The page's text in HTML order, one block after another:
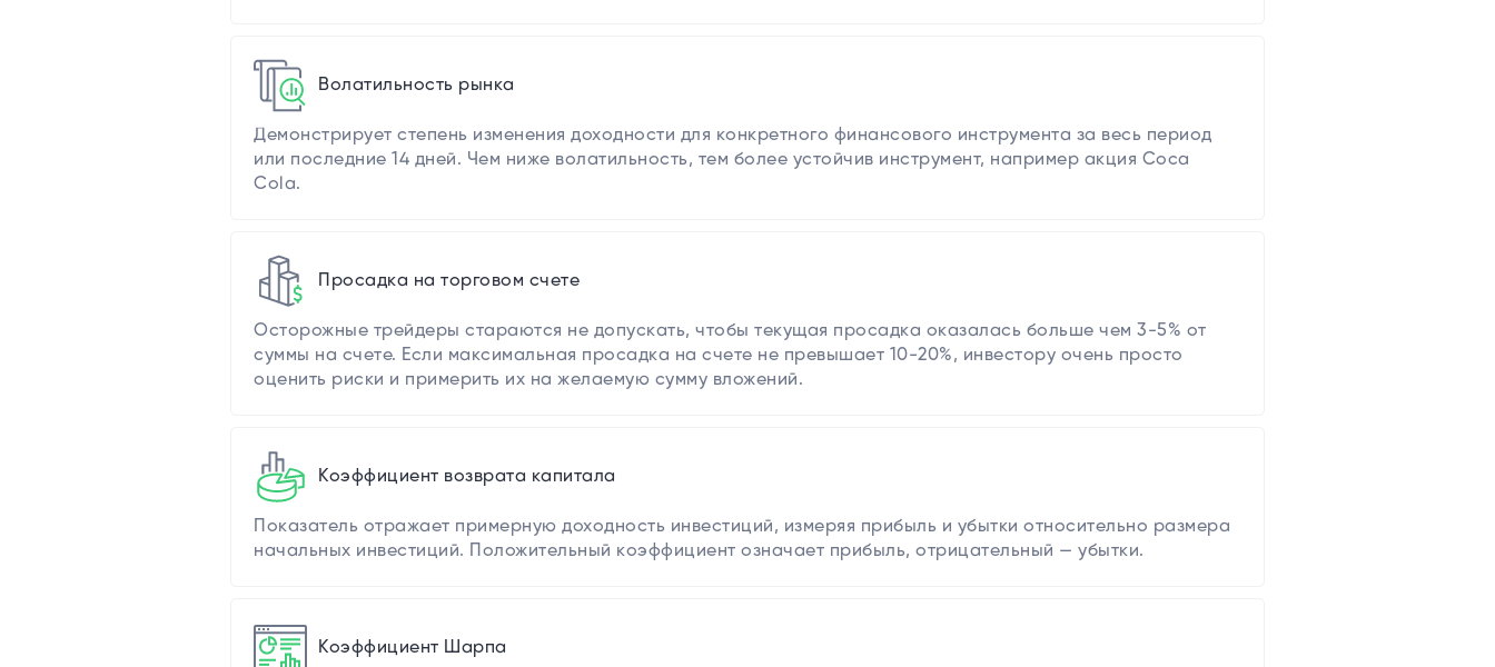
Волатильность рынка
Демонстрирует степень изменения доходности для конкретного финансового инструмента за весь период
или последние 14 дней. Чем ниже волатильность, тем более устойчив инструмент, например акция Coca
Cola.
Просадка на торговом счете
Осторожные трейдеры стараются не допускать, чтобы текущая просадка оказалась больше чем 3-5% от
суммы на счете. Если максимальная просадка на счете не превышает 10-20%, инвестору очень просто
оценить риски и примерить их на желаемую сумму вложений.
Коэффициент возврата капитала
Показатель отражает примерную доходность инвестиций, измеряя прибыль и убытки относительно размера
начальных инвестиций. Положительный коэффициент означает прибыль, отрицательный — убытки.
Коэффициент Шарпа